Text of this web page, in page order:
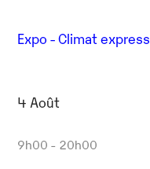
Expo - Climat express
4 Août
9h00 - 20h00